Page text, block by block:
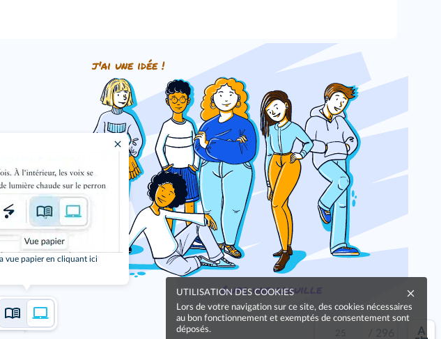
/ 296
vue papier en cliquant ici
j'ai une idée !
Oups, une coquille
UTILISATION DES COOKIES
Lors de votre navigation sur ce site, des cookies nécessaires
au bon fonctionnement et exemptés de consentement sont
déposés.